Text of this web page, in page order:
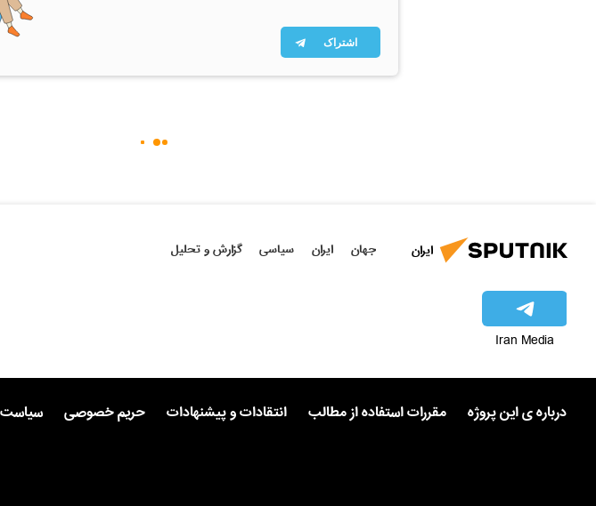
اشتراک
ایران جهان ایران سیاسی گزارش و تحلیل
Iran Media
درباره ی این پروژه مقررات استفاده از مطالب انتقادات و پیشنهادات حریم خصوصی سیاست